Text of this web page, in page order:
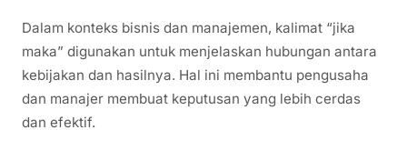
Dalam konteks bisnis dan manajemen, kalimat “jika
maka” digunakan untuk menjelaskan hubungan antara
kebijakan dan hasilnya. Hal ini membantu pengusaha
dan manajer membuat keputusan yang lebih cerdas
dan efektif.